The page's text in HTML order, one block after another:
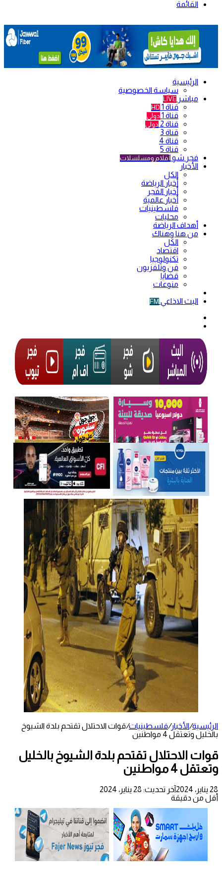
القائمة
الرئيسية
سياسة الخصوصية
مباشر LIVE
قناة 1 HD
قناة 1 دولي
قناة 2 دولي
قناة 3
قناة 4
قناة 5
فجر شو أفلام ومسلسلات
الأخبار
الكل
أخبار الرياضة
أخبار الفجر
أخبار عالمية
فلسطينيات
محليات
أهداف الرياضة
من هنا وهناك
الكل
اقتصاد
تكنولوجيا
فن وتلفزيون
قضايا
منوعات
البث الاذاعي FM
الرئيسية/الأخبار/فلسطينيات/قوات الاحتلال تقتحم بلدة الشيوخ
بالخليل وتعتقل 4 مواطنين
قوات الاحتلال تقتحم بلدة الشيوخ بالخليل
وتعتقل 4 مواطنين
28 يناير، 2024
آخر تحديث: 28 يناير، 2024
أقل من دقيقة